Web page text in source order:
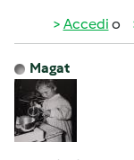
Accedi o
Magat